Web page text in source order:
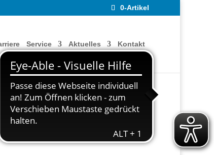
0-Artikel
Service Aktuelles Kontakt